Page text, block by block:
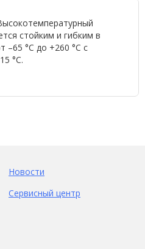
стойким и гибким в
–65 °С до +260 °С с
°С.
Новости
Сервисный центр